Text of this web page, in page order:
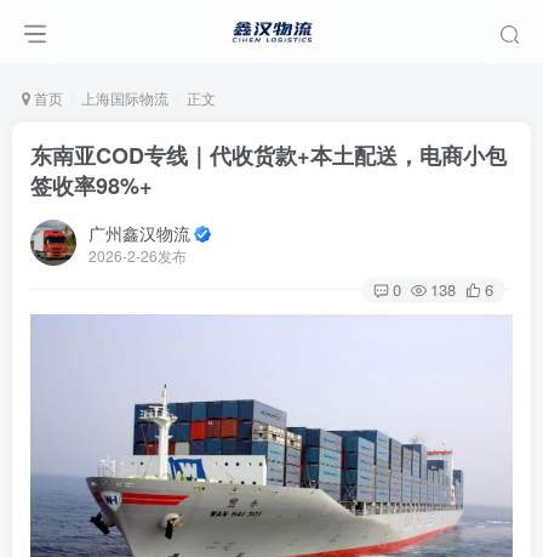
首页 上海国际物流 正文
东南亚COD专线｜代收货款+本土配送，电商小包
签收率98%+
广州鑫汉物流
2026-2-26发布
0 138 6